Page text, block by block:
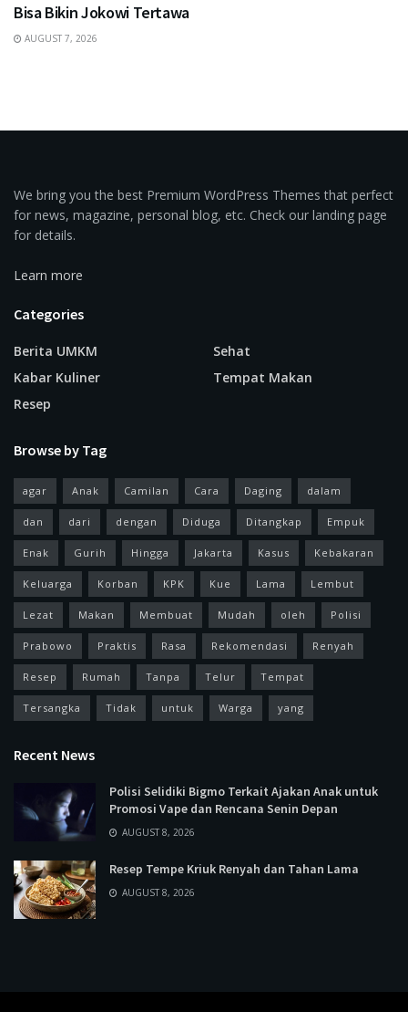
Bisa Bikin Jokowi Tertawa
AUGUST 7, 2026
We bring you the best Premium WordPress Themes that perfect
for news, magazine, personal blog, etc. Check our landing page
for details.
Learn more
Categories
Berita UMKM
Kabar Kuliner
Resep
Sehat
Tempat Makan
Browse by Tag
agar Anak Camilan Cara Daging dalam
dan dari dengan Diduga Ditangkap Empuk
Enak Gurih Hingga Jakarta Kasus Kebakaran
Keluarga Korban KPK Kue Lama Lembut
Lezat Makan Membuat Mudah oleh Polisi
Prabowo Praktis Rasa Rekomendasi Renyah
Resep Rumah Tanpa Telur Tempat
Tersangka Tidak untuk Warga yang
Recent News
Polisi Selidiki Bigmo Terkait Ajakan Anak untuk
Promosi Vape dan Rencana Senin Depan
AUGUST 8, 2026
Resep Tempe Kriuk Renyah dan Tahan Lama
AUGUST 8, 2026